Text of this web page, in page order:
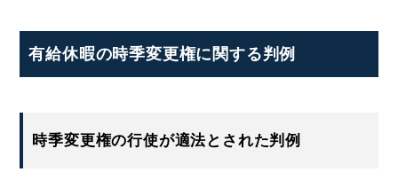
有給休暇の時季変更権に関する判例
時季変更権の行使が適法とされた判例